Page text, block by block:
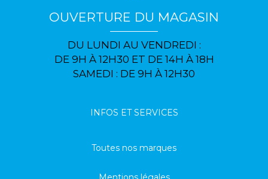
OUVERTURE DU MAGASIN
DU LUNDI AU VENDREDI :
DE 9H À 12H30 ET DE 14H À 18H
SAMEDI : DE 9H À 12H30
INFOS ET SERVICES
Toutes nos marques